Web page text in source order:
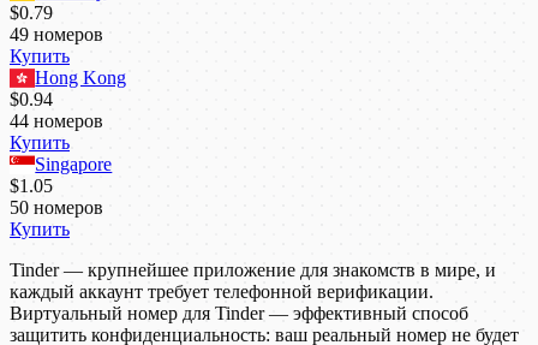
$0.79
49 номеров
Купить
Hong Kong
$0.94
44 номеров
Купить
Singapore
$1.05
50 номеров
Купить
Tinder — крупнейшее приложение для знакомств в мире, и
каждый аккаунт требует телефонной верификации.
Виртуальный номер для Tinder — эффективный способ
защитить конфиденциальность: ваш реальный номер не будет